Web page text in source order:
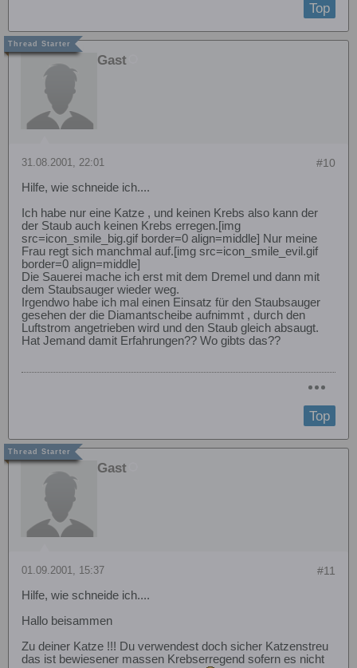
Top
Gast
#10
31.08.2001, 22:01
Hilfe, wie schneide ich....
Ich habe nur eine Katze , und keinen Krebs also kann der
der Staub auch keinen Krebs erregen.[img
src=icon_smile_big.gif border=0 align=middle] Nur meine
Frau regt sich manchmal auf.[img src=icon_smile_evil.gif
border=0 align=middle]
Die Sauerei mache ich erst mit dem Dremel und dann mit
dem Staubsauger wieder weg.
Irgendwo habe ich mal einen Einsatz für den Staubsauger
gesehen der die Diamantscheibe aufnimmt , durch den
Luftstrom angetrieben wird und den Staub gleich absaugt.
Hat Jemand damit Erfahrungen?? Wo gibts das??
Top
Gast
#11
01.09.2001, 15:37
Hilfe, wie schneide ich....
Hallo beisammen
Zu deiner Katze !!! Du verwendest doch sicher Katzenstreu
das ist bewiesener massen Krebserregend sofern es nicht